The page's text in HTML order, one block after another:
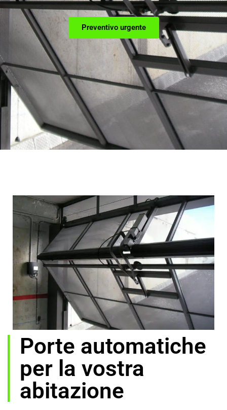
Preventivo urgente
Porte automatiche
per la vostra
abitazione